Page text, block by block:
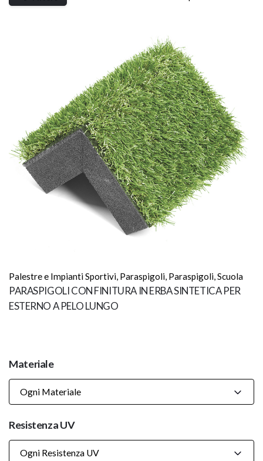
Palestre e Impianti Sportivi, Paraspigoli, Paraspigoli,Scuola
PARASPIGOLI CON FINITURA IN ERBA SINTETICA PER
ESTERNO A PELO LUNGO
Materiale
Ogni Materiale
Resistenza UV
Ogni Resistenza UV